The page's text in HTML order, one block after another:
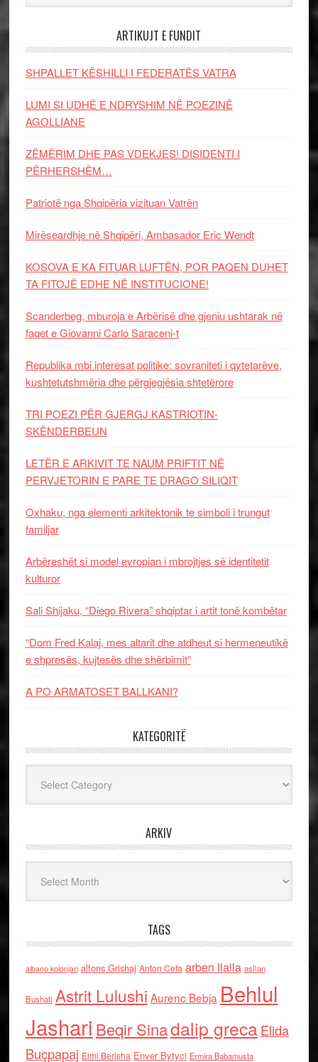
ARTIKUJT E FUNDIT
SHPALLET KËSHILLI I FEDERATËS VATRA
LUMI SI UDHË E NDRYSHIM NË POEZINË
AGOLLIANE
ZËMËRIM DHE PAS VDEKJES! DISIDENTI I
PËRHERSHËM…
Patriotë nga Shqipëria vizituan Vatrën
Mirëseardhje në Shqipëri, Ambasador Eric Wendt
KOSOVA E KA FITUAR LUFTËN, POR PAQEN DUHET
TA FITOJË EDHE NË INSTITUCIONE!
Scanderbeg, mburoja e Arbërisë dhe gjeniu ushtarak në
faqet e Giovanni Carlo Saraceni-t
Republika mbi interesat politike: sovraniteti i qytetarëve,
kushtetutshmëria dhe përgjegjësia shtetërore
TRI POEZI PËR GJERGJ KASTRIOTIN-
SKËNDERBEUN
LETËR E ARKIVIT TE NAUM PRIFTIT NË
PERVJETORIN E PARE TE DRAGO SILIQIT
Oxhaku, nga elementi arkitektonik te simboli i trungut
familjar
Arbëreshët si model evropian i mbrojtjes së identitetit
kulturor
Sali Shijaku, “Diego Rivera” shqiptar i artit tonë kombëtar
“Dom Fred Kalaj, mes altarit dhe atdheut si hermeneutikë
e shpresës, kujtesës dhe shërbimit”
A PO ARMATOSET BALLKANI?
KATEGORITË
ARKIV
TAGS
albano kolonjari alfons Grishaj Anton Cefa arben llalla asllan
Bushati Astrit Lulushi Aurenc Bebja Behlul
Jashari Beqir Sinadalip grecaElida
Buçpapaj Elmi Berisha Enver Bytyci Ermira Babamusta